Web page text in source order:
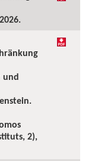
und
2),